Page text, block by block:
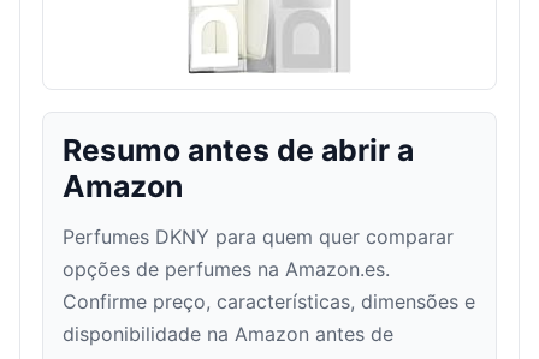
Resumo antes de abrir a
Amazon
Perfumes DKNY para quem quer comparar
opções de perfumes na Amazon.es.
Confirme preço, características, dimensões e
disponibilidade na Amazon antes de